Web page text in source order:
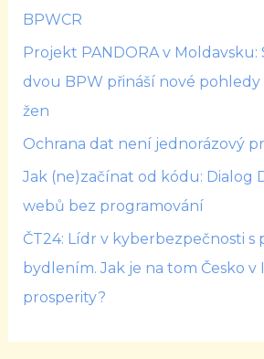
BPWCR
Projekt PANDORA v
dvou BPW přináší nové
žen
Ochrana dat není jednorázový
Jak (ne)začínat od kódu: Dialog
webů bez programování
ČT24: Lídr v kyberbezpečnosti s
bydlením. Jak je na tom Česko v
prosperity?